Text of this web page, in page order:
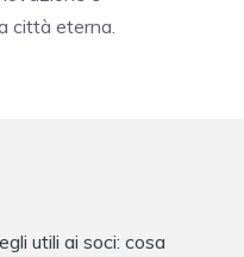
città eterna.
utili ai soci: cosa